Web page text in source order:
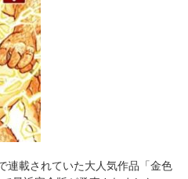
連載されていた大人気作品「金色